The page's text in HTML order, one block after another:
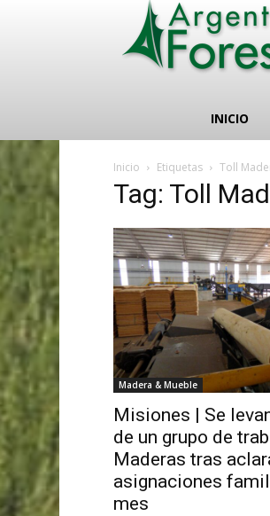
INICIO
Inicio Etiquetas Toll
Tag: Toll
Madera & Mueble
Misiones | Se
de un grupo de
Maderas tras
asignaciones
mes